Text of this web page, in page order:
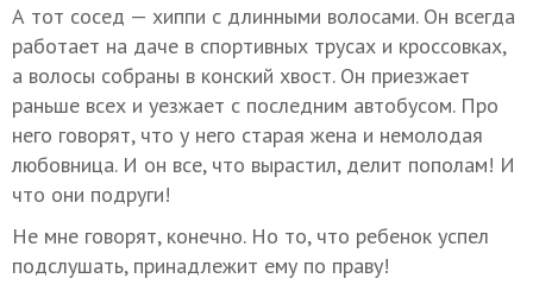
А тот сосед — хиппи с длинными волосами. Он всегда
работает на даче в спортивных трусах и кроссовках,
а волосы собраны в конский хвост. Он приезжает
раньше всех и уезжает с последним автобусом. Про
него говорят, что у него старая жена и немолодая
любовница. И он все, что вырастил, делит пополам! И
что они подруги!
Не мне говорят, конечно. Но то, что ребенок успел
подслушать, принадлежит ему по праву!